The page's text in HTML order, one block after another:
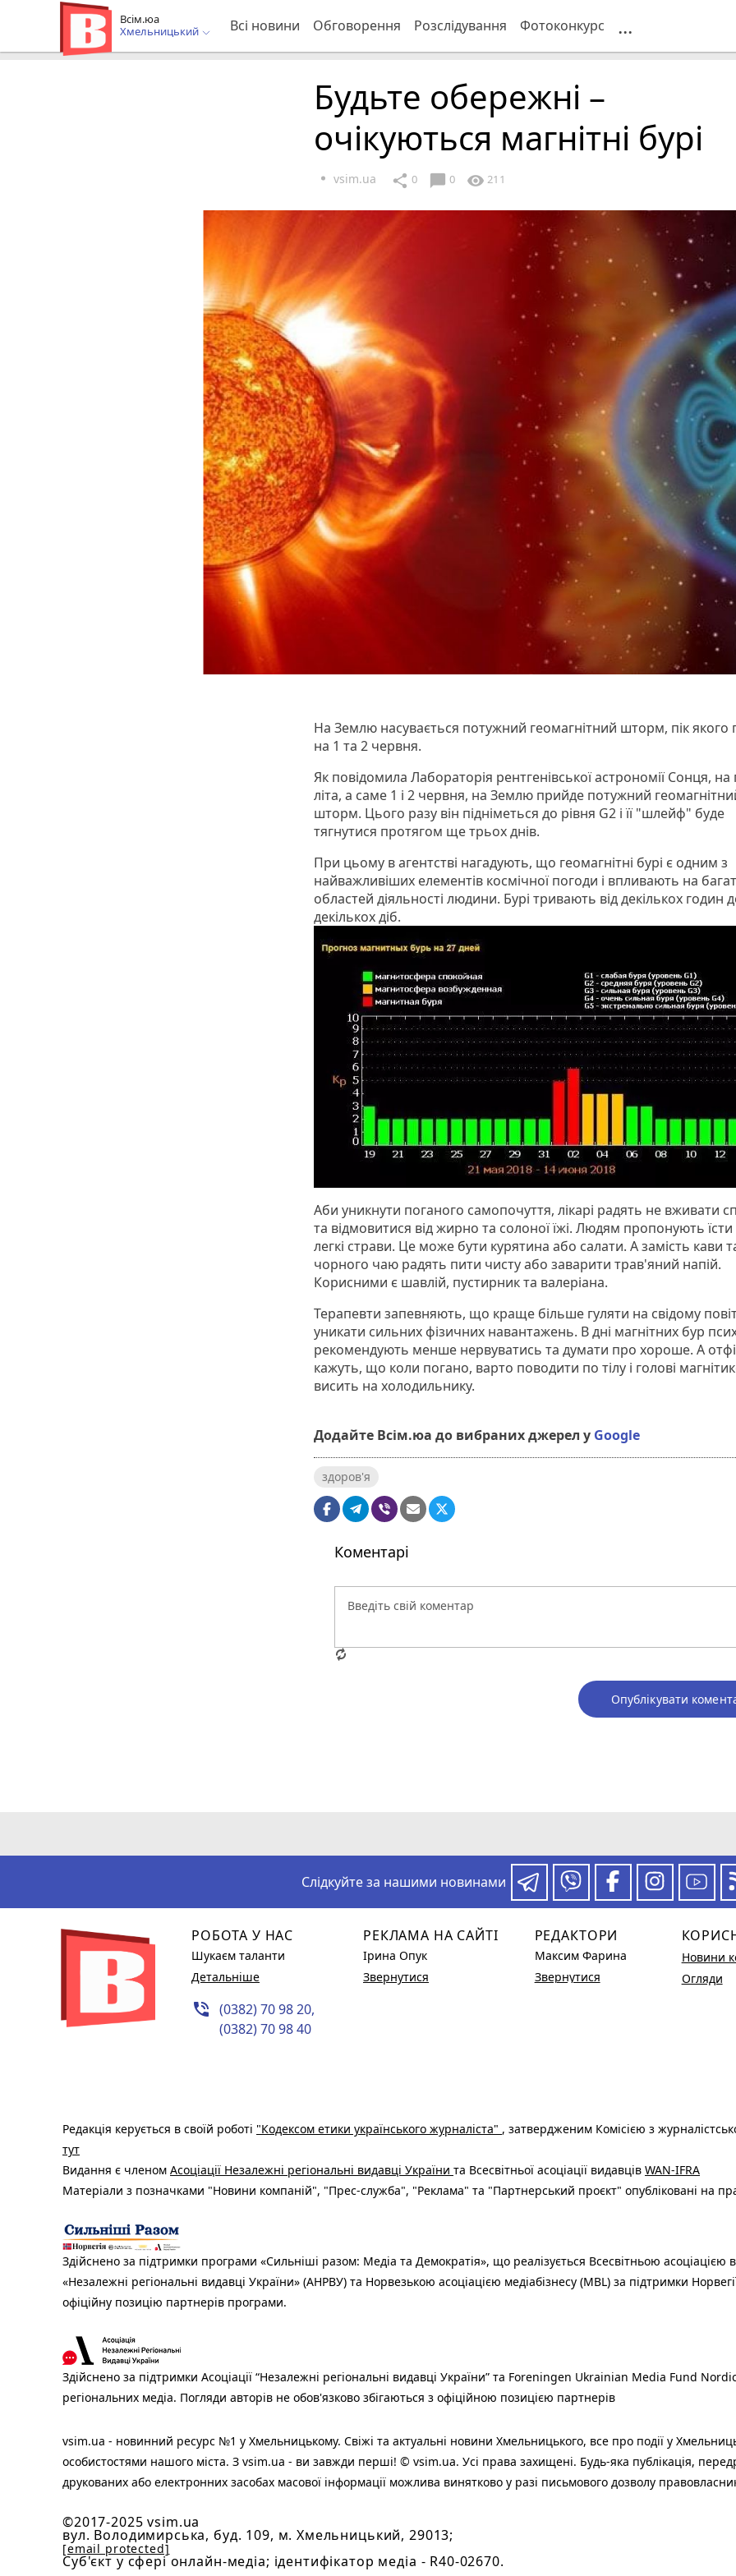
Всім.юа
Хмельницький
Всі новини Обговорення Розслідування Фотоконкурс ...
Будьте обережні –
очікуються магнітні бурі
vsim.ua share 0 chat_bubble 0 visibility 211
На Землю насувається потужний геомагнітний шторм, пік якого
на 1 та 2 червня.
Як повідомила Лабораторія рентгенівської астрономії Сонця, на
літа, а саме 1 і 2 червня, на Землю прийде потужний
шторм. Цього разу він підніметься до рівня G2 і її "шлейф" буде
тягнутися протягом ще трьох днів.
При цьому в агентстві нагадують, що геомагнітні бурі є одним з
найважливіших елементів космічної погоди і впливають на
областей діяльності людини. Бурі тривають від декількох годин
декількох діб.
Аби уникнути поганого самопочуття, лікарі радять не вживати
та відмовитися від жирно та солоної їжі. Людям пропонують
легкі страви. Це може бути курятина або салати. А замість кави
чорного чаю радять пити чисту або заварити трав'яний напій.
Корисними є шавлій, пустирник та валеріана.
Терапевти запевняють, що краще більше гуляти на свідому
уникати сильних фізичних навантажень. В дні магнітних бур
рекомендують менше нервуватись та думати про хороше. А
кажуть, що коли погано, варто поводити по тілу і голові
висить на холодильнику.
Додайте Всім.юа до вибраних джерел у Google
здоров'я
Коментарі
Опублікувати
Слідкуйте за нашими новинами
РОБОТА У НАС
Шукаєм таланти
Детальніше
phone_in_talk (0382) 70 98 20,
(0382) 70 98 40
РЕКЛАМА НА САЙТІ
Ірина Опук
Звернутися
РЕДАКТОРИ
Максим Фарина
Звернутися
Новини
Огляди
Редакція керується в своїй роботі "Кодексом етики українського журналіста" , затвердженим Комісією з
тут
Видання є членом Асоціації Незалежні регіональні видавці України та Всесвітньої асоціації видавців WAN-IFRA
Матеріали з позначками "Новини компаній", "Прес-служба", "Реклама" та "Партнерський проєкт" опубліковані на
Здійснено за підтримки програми «Сильніші разом: Медіа та Демократія», що реалізується Всесвітньою асоціацією
«Незалежні регіональні видавці України» (АНРВУ) та Норвезькою асоціацією медіабізнесу (MBL) за підтримки
офіційну позицію партнерів програми.
Здійснено за підтримки Асоціації “Незалежні регіональні видавці України” та Foreningen Ukrainian Media Fund
регіональних медіа. Погляди авторів не обов'язково збігаються з офіційною позицією партнерів
vsim.ua - новинний ресурс №1 у Хмельницькому. Свіжі та актуальні новини Хмельницького, все про події у
особистостями нашого міста. З vsim.ua - ви завжди перші! © vsim.ua. Усі права захищені. Будь-яка публiкацiя,
друкованих або електронних засобах масової інформації можлива винятково у разі письмового дозволу
©2017-2025 vsim.ua
вул. Володимирська, буд. 109, м. Хмельницький, 29013;
[email protected]
Cуб'єкт у сфері онлайн-медіа; ідентифікатор медіа - R40-02670.